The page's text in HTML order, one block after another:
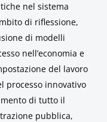
nel sistema
di riflessione,
di modelli
nell’economia e
del lavoro
processo innovativo
di tutto il
pubblica,